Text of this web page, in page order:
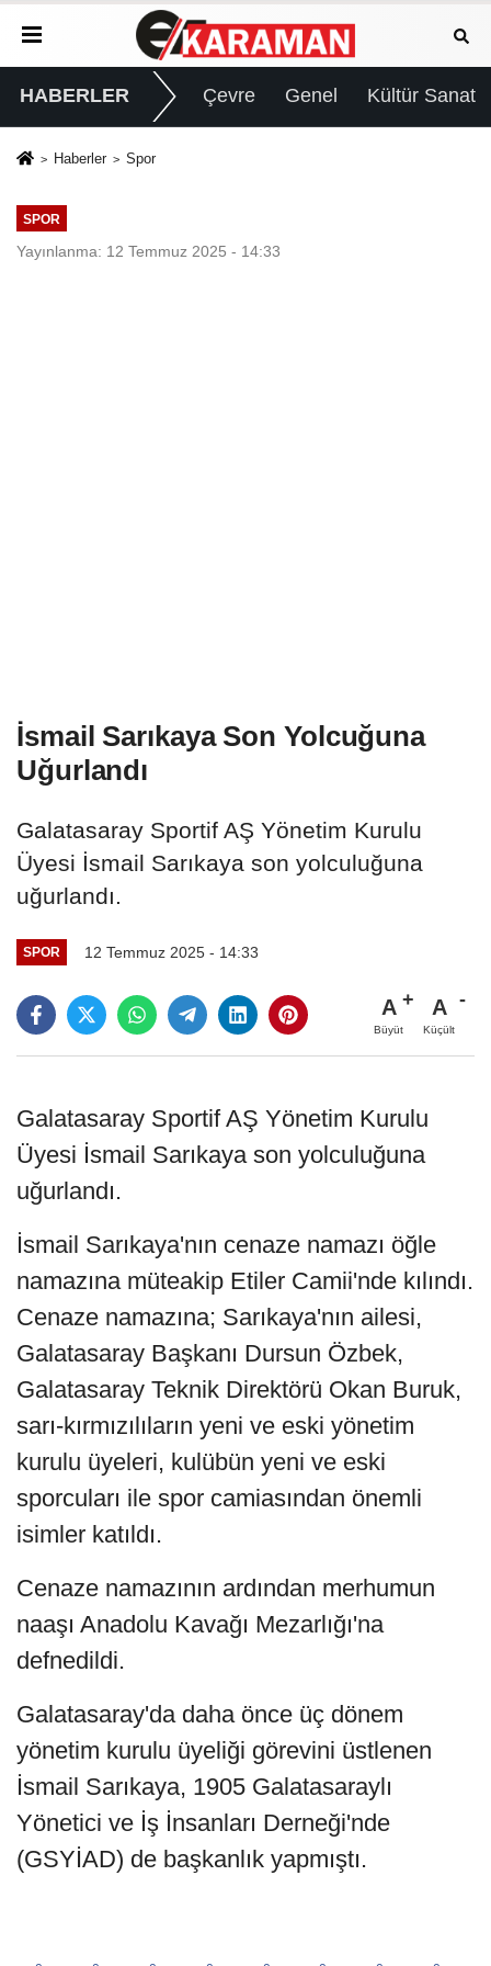
HABERLER Çevre Genel Kültür Sanat
Haberler Spor
SPOR
Yayınlanma: 12 Temmuz 2025 - 14:33
İsmail Sarıkaya Son Yolcuğuna
Uğurlandı
Galatasaray Sportif AŞ Yönetim Kurulu
Üyesi İsmail Sarıkaya son yolculuğuna
uğurlandı.
SPOR 12 Temmuz 2025 - 14:33
A
Büyüt
A
Küçült
Galatasaray Sportif AŞ Yönetim Kurulu
Üyesi İsmail Sarıkaya son yolculuğuna
uğurlandı.
İsmail Sarıkaya'nın cenaze namazı öğle
namazına müteakip Etiler Camii'nde kılındı.
Cenaze namazına; Sarıkaya'nın ailesi,
Galatasaray Başkanı Dursun Özbek,
Galatasaray Teknik Direktörü Okan Buruk,
sarı-kırmızılıların yeni ve eski yönetim
kurulu üyeleri, kulübün yeni ve eski
sporcuları ile spor camiasından önemli
isimler katıldı.
Cenaze namazının ardından merhumun
naaşı Anadolu Kavağı Mezarlığı'na
defnedildi.
Galatasaray'da daha önce üç dönem
yönetim kurulu üyeliği görevini üstlenen
İsmail Sarıkaya, 1905 Galatasaraylı
Yönetici ve İş İnsanları Derneği'nde
(GSYİAD) de başkanlık yapmıştı.